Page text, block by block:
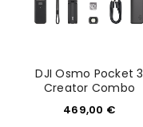
DJI Osmo Pocket 3
Creator Combo
469,00 €